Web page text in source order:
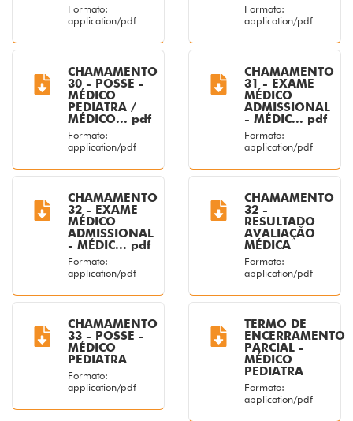
Formato:
application/pdf
Formato:
application/pdf
CHAMAMENTO
30 - POSSE -
MÉDICO
PEDIATRA /
MÉDICO... pdf
Formato:
application/pdf
CHAMAMENTO
31 - EXAME
MÉDICO
ADMISSIONAL
- MÉDIC... pdf
Formato:
application/pdf
CHAMAMENTO
32 - EXAME
MÉDICO
ADMISSIONAL
- MÉDIC... pdf
Formato:
application/pdf
CHAMAMENTO
32 -
RESULTADO
AVALIAÇÃO
MÉDICA
Formato:
application/pdf
CHAMAMENTO
33 - POSSE -
MÉDICO
PEDIATRA
Formato:
application/pdf
TERMO DE
ENCERRAMENTO
PARCIAL -
MÉDICO
PEDIATRA
Formato:
application/pdf